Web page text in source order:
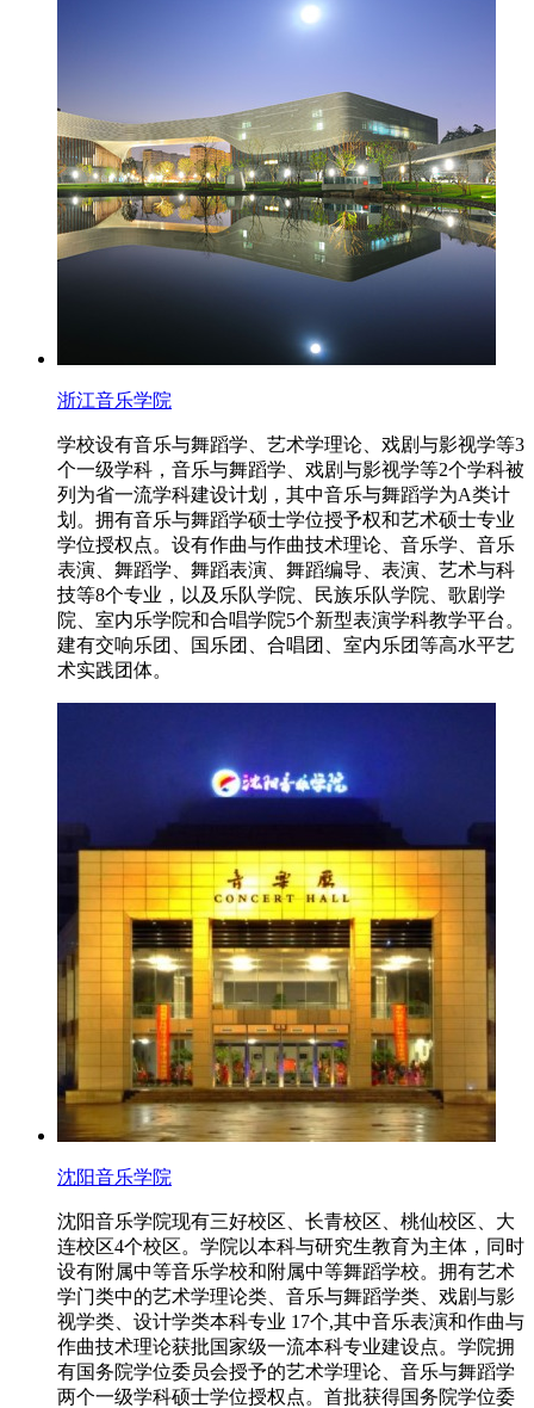
浙江音乐学院
学校设有音乐与舞蹈学、艺术学理论、戏剧与影视学等3
个一级学科，音乐与舞蹈学、戏剧与影视学等2个学科被
列为省一流学科建设计划，其中音乐与舞蹈学为A类计
划。拥有音乐与舞蹈学硕士学位授予权和艺术硕士专业
学位授权点。设有作曲与作曲技术理论、音乐学、音乐
表演、舞蹈学、舞蹈表演、舞蹈编导、表演、艺术与科
技等8个专业，以及乐队学院、民族乐队学院、歌剧学
院、室内乐学院和合唱学院5个新型表演学科教学平台。
建有交响乐团、国乐团、合唱团、室内乐团等高水平艺
术实践团体。
沈阳音乐学院
沈阳音乐学院现有三好校区、长青校区、桃仙校区、大
连校区4个校区。学院以本科与研究生教育为主体，同时
设有附属中等音乐学校和附属中等舞蹈学校。拥有艺术
学门类中的艺术学理论类、音乐与舞蹈学类、戏剧与影
视学类、设计学类本科专业 17个,其中音乐表演和作曲与
作曲技术理论获批国家级一流本科专业建设点。学院拥
有国务院学位委员会授予的艺术学理论、音乐与舞蹈学
两个一级学科硕士学位授权点。首批获得国务院学位委